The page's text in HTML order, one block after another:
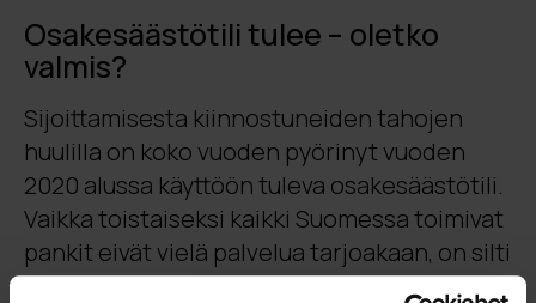
Osakesäästötili tulee – oletko
valmis?
Sijoittamisesta kiinnostuneiden tahojen
huulilla on koko vuoden pyörinyt vuoden
2020 alussa käyttöön tuleva osakesäästötili.
Vaikka toistaiseksi kaikki Suomessa toimivat
pankit eivät vielä palvelua tarjoakaan, on silti
hyvä pysyä kärryillä, mistä hommassa on